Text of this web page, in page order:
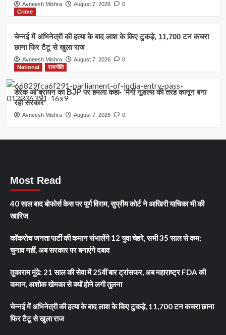
Avneesh Mishra August 7, 2026
0
Crime
चेन्नई में अभिनेत्री की हत्या के बाद लाश के किए टुकड़े, 11,700 टन कचरा
छाना फिर टैटू से खुला राज
Avneesh Mishra August 7, 2026
0
National
राजनीति
डेरेक ओ’ब्रायन का BJP पर हमला कहा- ‘मैगी नूडल्स की तरह कानून बना
रही सरकार’
Avneesh Mishra August 7, 2026 0
Most Read
40 साल बाद बोफोर्स केस पर पूर्ण विराम, सुप्रीम कोर्ट ने आखिरी याचिका भी की
खारिज
कॉकरोच जनता पार्टी की कमान संभालेंगे 12 युवा चेहरे, सभी 35 साल से कम;
चुनाव नहीं, अब सरकार पर बनाएंगे दबाव
तुकाराम मुंढे: 21 साल की सेवा में 25वीं बार ट्रांसफर, अब महाराष्ट्र FDA की
कमान, अशोक खेमका से क्यों होने लगी तुलना
चेन्नई में अभिनेत्री की हत्या के बाद लाश के किए टुकड़े, 11,700 टन कचरा छाना
फिर टैटू से खुला राज